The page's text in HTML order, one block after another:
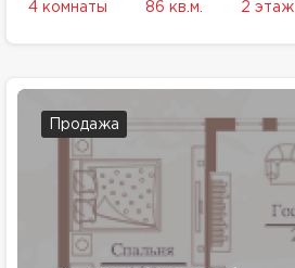
4 комнаты 86 кв.м. 2 этаж
Продажа